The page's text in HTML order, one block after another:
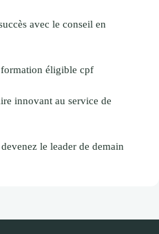
avec le conseil en
éligible cpf
innovant au service de
le leader de demain